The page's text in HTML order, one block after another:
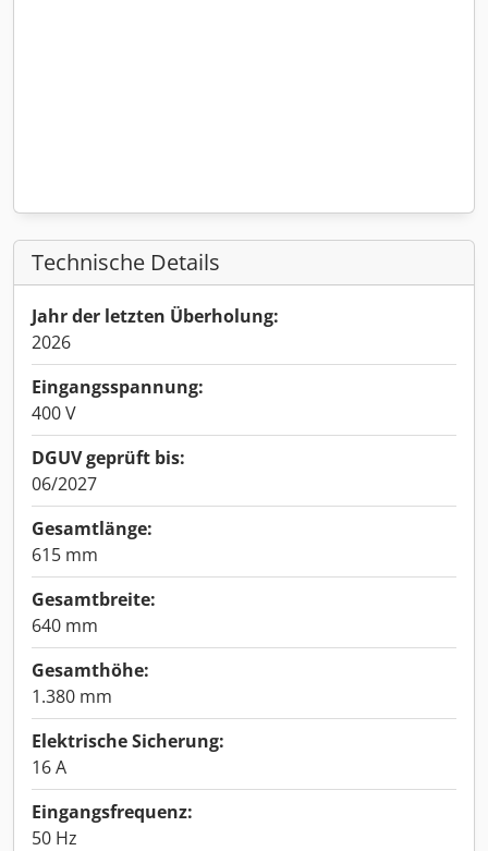
Technische Details
Jahr der letzten Überholung:
2026
Eingangsspannung:
400 V
DGUV geprüft bis:
06/2027
Gesamtlänge:
615 mm
Gesamtbreite:
640 mm
Gesamthöhe:
1.380 mm
Elektrische Sicherung:
16 A
Eingangsfrequenz:
50 Hz